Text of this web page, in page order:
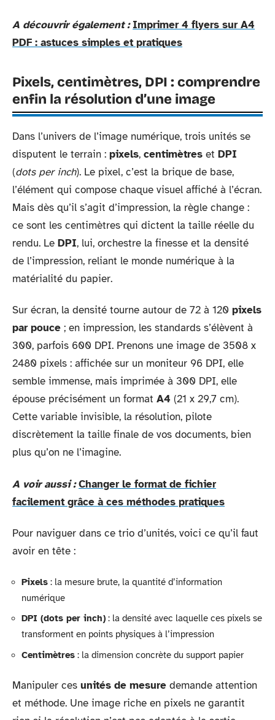
A découvrir également : Imprimer 4 flyers sur A4
PDF : astuces simples et pratiques
Pixels, centimètres, DPI : comprendre
enfin la résolution d’une image
Dans l’univers de l’image numérique, trois unités se
disputent le terrain : pixels, centimètres et DPI
(dots per inch). Le pixel, c’est la brique de base,
l’élément qui compose chaque visuel affiché à l’écran.
Mais dès qu’il s’agit d’impression, la règle change :
ce sont les centimètres qui dictent la taille réelle du
rendu. Le DPI, lui, orchestre la finesse et la densité
de l’impression, reliant le monde numérique à la
matérialité du papier.
Sur écran, la densité tourne autour de 72 à 120 pixels
par pouce ; en impression, les standards s’élèvent à
300, parfois 600 DPI. Prenons une image de 3508 x
2480 pixels : affichée sur un moniteur 96 DPI, elle
semble immense, mais imprimée à 300 DPI, elle
épouse précisément un format A4 (21 x 29,7 cm).
Cette variable invisible, la résolution, pilote
discrètement la taille finale de vos documents, bien
plus qu’on ne l’imagine.
A voir aussi : Changer le format de fichier
facilement grâce à ces méthodes pratiques
Pour naviguer dans ce trio d’unités, voici ce qu’il faut
avoir en tête :
Pixels : la mesure brute, la quantité d’information
numérique
DPI (dots per inch) : la densité avec laquelle ces pixels se
transforment en points physiques à l’impression
Centimètres : la dimension concrète du support papier
Manipuler ces unités de mesure demande attention
et méthode. Une image riche en pixels ne garantit